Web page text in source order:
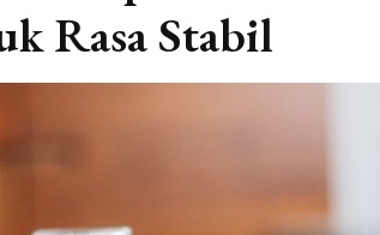
Rasa Stabil